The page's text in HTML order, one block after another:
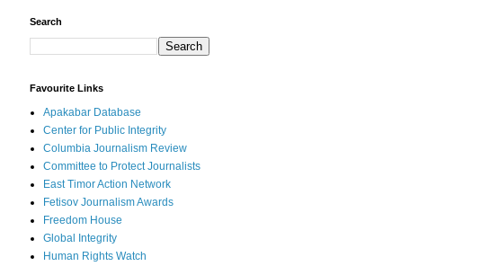
Search
Favourite Links
Apakabar Database
Center for Public Integrity
Columbia Journalism Review
Committee to Protect Journalists
East Timor Action Network
Fetisov Journalism Awards
Freedom House
Global Integrity
Human Rights Watch